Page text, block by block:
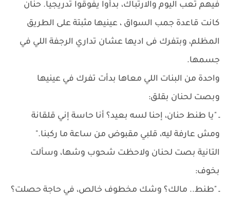
فيهم تعب اليوم والارتباك، بدأوا يفوقوا تدريجياً. حنان
كانت قاعدة جمب السواق ، عينيها مثبتة على الطريق
المظلم، وبتفرك فى اديها عشان تداري الرجفة اللي في
جسمها.
واحدة من البنات اللي معاها بدأت تفرك في عينيها
وبصت لحنان بقلق:
ـ "يا طنط حنان، إحنا لسه بعيد؟ أنا حاسة إني قلقانة
ومش عارفة ليه، قلبي مقبوض من ساعة ما ركبنا."
التانية بصت لحنان ولاحظت شحوب وشها، وسألت
بخوف:
ـ "طنط.. مالك؟ وشك مخطوف خالص، في حاجة حصلت؟